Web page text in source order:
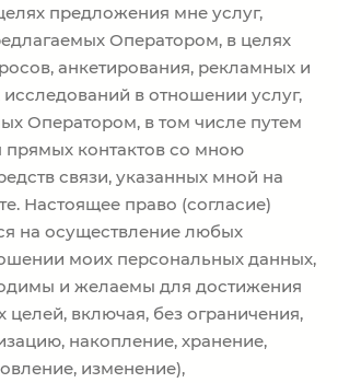
предложения мне услуг,
Оператором, в целях
анкетирования, рекламных и
в отношении услуг,
Оператором, в том числе путем
прямых контактов со мною
связи, указанных мной на
Настоящее право (согласие)
на осуществление любых
моих персональных данных,
и желаемы для достижения
включая, без ограничения,
накопление, хранение,
изменение),